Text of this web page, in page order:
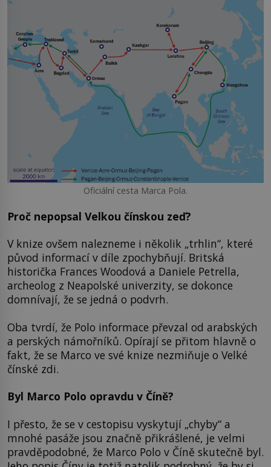
Oficiální cesta Marca Pola.
Proč nepopsal Velkou čínskou zeď?
V knize ovšem nalezneme i několik „trhlin“, které
původ informací v díle zpochybňují. Britská
historička Frances Woodová a Daniele Petrella,
archeolog z Neapolské univerzity, se dokonce
domnívají, že se jedná o podvrh.
Oba tvrdí, že Polo informace převzal od arabských
a perských námořníků. Opírají se přitom hlavně o
fakt, že se Marco ve své knize nezmiňuje o Velké
čínské zdi.
Byl Marco Polo opravdu v Číně?
I přesto, že se v cestopisu vyskytují „chyby“ a
mnohé pasáže jsou značně přikrášlené, je velmi
pravděpodobné, že Marco Polo v Číně skutečně byl.